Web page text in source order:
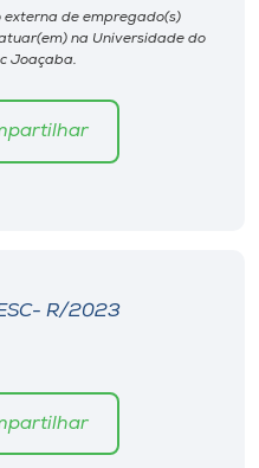
externa de empregado(s)
na Universidade do
Joaçaba.
R/2023